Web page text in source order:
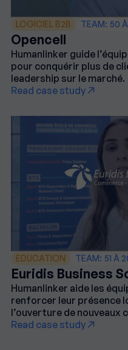
LOGICIEL B2B TEAM: 50
Opencell
Humanlinker guide
pour conquérir plus de
leadership sur le marché.
Read case study
EDUCATION TEAM: 51 À
Euridis Business
Humanlinker aide les
renforcer leur présence
l’ouverture de nouveaux
Read case study